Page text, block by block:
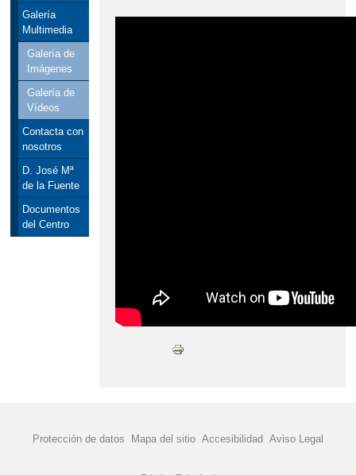
Galería
Multimedia
Galería de
Imágenes
Galería de
Vídeos
Contacta con
nosotros
D. José Mª
de la Fuente
Documentos
del Centro
Protección de datos Mapa del sitio Accesibilidad Aviso Legal